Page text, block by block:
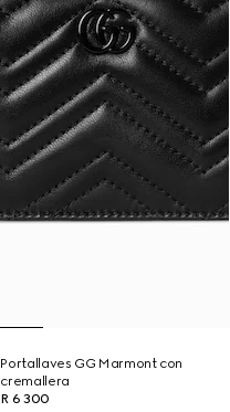
Portallaves GG Marmont con
cremallera
R 6 300